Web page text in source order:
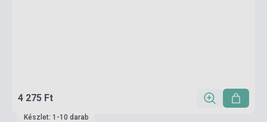
4 275 Ft
Készlet: 1-10 darab